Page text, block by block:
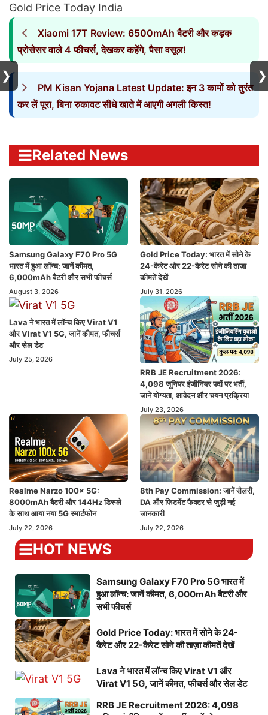
Gold Price Today India
Xiaomi 17T Review: 6500mAh बैटरी और कड़क
प्रोसेसर वाले 4 फीचर्स, देखकर कहेंगे, पैसा वसूल!
PM Kisan Yojana Latest Update: इन 3 कामों को तुरंत
कर लें पूरा, बिना रुकावट सीधे खाते में आएगी अगली किस्त!
Related News
Samsung Galaxy F70 Pro 5G
भारत में हुआ लॉन्च: जानें कीमत,
6,000mAh बैटरी और सभी फीचर्स
August 3, 2026
Gold Price Today: भारत में सोने के
24-कैरेट और 22-कैरेट सोने की ताज़ा
कीमतें देखें
July 31, 2026
Lava ने भारत में लॉन्च किए Virat V1
और Virat V1 5G, जानें कीमत, फीचर्स
और सेल डेट
July 25, 2026
RRB JE Recruitment 2026:
4,098 जूनियर इंजीनियर पदों पर भर्ती,
जानें योग्यता, आवेदन और चयन प्रक्रिया
July 23, 2026
Realme Narzo 100x 5G:
8000mAh बैटरी और 144Hz डिस्प्ले
के साथ आया नया 5G स्मार्टफोन
July 22, 2026
8th Pay Commission: जानें सैलरी,
DA और फिटमेंट फैक्टर से जुड़ी नई
जानकारी
July 22, 2026
HOT NEWS
Samsung Galaxy F70 Pro 5G भारत में
हुआ लॉन्च: जानें कीमत, 6,000mAh बैटरी और
सभी फीचर्स
Gold Price Today: भारत में सोने के 24-
कैरेट और 22-कैरेट सोने की ताज़ा कीमतें देखें
Lava ने भारत में लॉन्च किए Virat V1 और
Virat V1 5G, जानें कीमत, फीचर्स और सेल डेट
RRB JE Recruitment 2026: 4,098
❯ ❯